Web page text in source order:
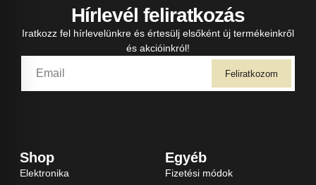
Hírlevél feliratkozás
Iratkozz fel hírlevelünkre és értesülj elsőként új termékeinkről
és akcióinkról!
Feliratkozom
Shop
Elektronika
Egyéb
Fizetési módok